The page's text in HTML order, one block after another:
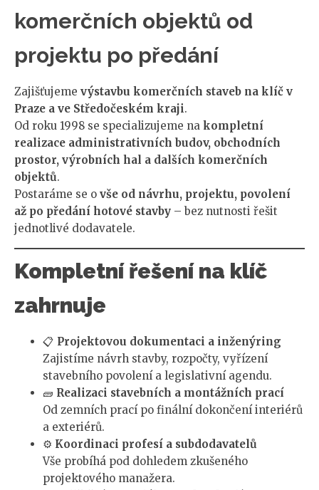
komerčních objektů od
projektu po předání
Zajišťujeme výstavbu komerčních staveb na klíč v
Praze a ve Středočeském kraji.
Od roku 1998 se specializujeme na kompletní
realizace administrativních budov, obchodních
prostor, výrobních hal a dalších komerčních
objektů.
Postaráme se o vše od návrhu, projektu, povolení
až po předání hotové stavby – bez nutnosti řešit
jednotlivé dodavatele.
Kompletní řešení na klíč
zahrnuje
📋 Projektovou dokumentaci a inženýring
Zajistíme návrh stavby, rozpočty, vyřízení
stavebního povolení a legislativní agendu.
🧱 Realizaci stavebních a montážních prací
Od zemních prací po finální dokončení interiérů
a exteriérů.
⚙️ Koordinaci profesí a subdodavatelů
Vše probíhá pod dohledem zkušeného
projektového manažera.